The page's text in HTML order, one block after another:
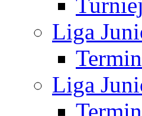
Liga
Liga